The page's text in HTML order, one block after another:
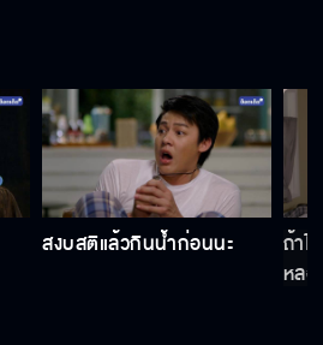
สงบสติแล้วกินน้ำก่อนนะ
ถ้าไ
หล